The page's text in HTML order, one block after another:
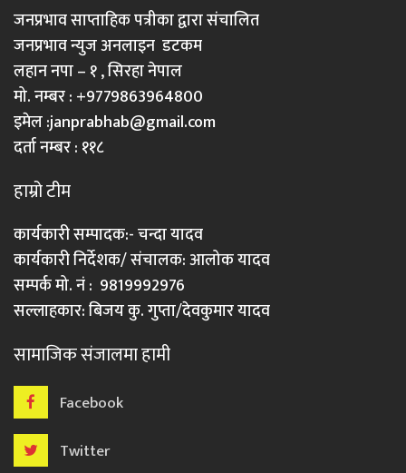
जनप्रभाव साप्ताहिक पत्रीका द्वारा संचालित
जनप्रभाव न्युज अनलाइन डटकम
लहान नपा – १ , सिरहा नेपाल
मो. नम्बर : +9779863964800
इमेल :janprabhab@gmail.com
दर्ता नम्बर : ११८
हाम्रो टीम
कार्यकारी सम्पादक:- चन्दा यादव
कार्यकारी निर्देशक/ संचालक: आलोक यादव
सम्पर्क मो. नं : 9819992976
सल्लाहकार: बिजय कु. गुप्ता/देवकुमार यादव
सामाजिक संजालमा हामी
Facebook
Twitter